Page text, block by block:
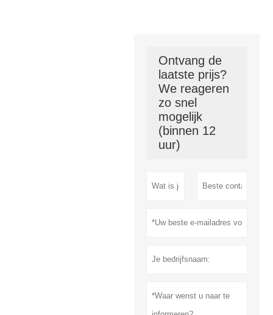
Ontvang de
laatste prijs?
We reageren
zo snel
mogelijk
(binnen 12
uur)